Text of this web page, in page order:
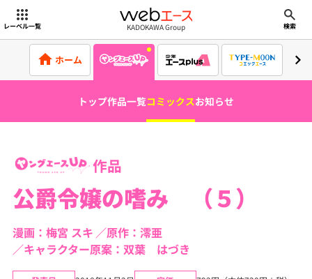
レーベル一覧 webエース
KADOKAWA Group 検索
ホーム
トップ作品一覧コミックスお知らせ
作品
公爵令嬢の嗜み （５）
漫画：梅宮 スキ
原作：澪亜
キャラクター原案：双葉 はづき